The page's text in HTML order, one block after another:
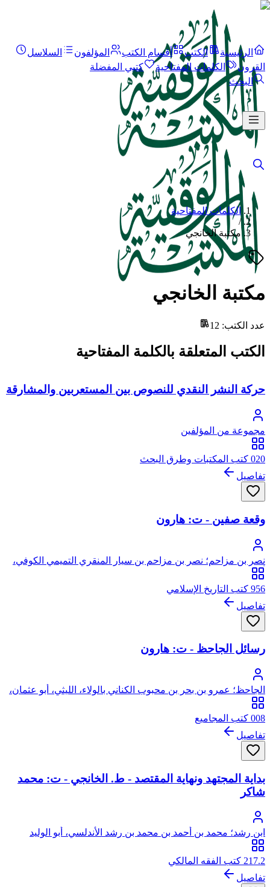
الرئيسية الكتب أقسام الكتب المؤلفون
السلاسل
القرون
الكلمات المفتاحية
كتبي المفضلة
البحث
الكلمات المفتاحية
/
مكتبة الخانجي
مكتبة الخانجي
عدد الكتب:
12
الكتب المتعلقة بالكلمة المفتاحية
حركة النشر النقدي للنصوص بين المستعربين والمشارقة
مجموعة من المؤلفين
020 كتب المكتبات وطرق البحث
تفاصيل
وقعة صفين - ت: هارون
نصر بن مزاحم؛ نصر بن مزاحم بن سيار المنقري التميمي الكوفي،
أبو الفضل
956 كتب التاريخ الإسلامي
تفاصيل
رسائل الجاحظ - ت: هارون
الجاحظ؛ عمرو بن بحر بن محبوب الكناني بالولاء، الليثي، أبو عثمان،
الشهير بالجاحظ
008 كتب المجاميع
تفاصيل
بداية المجتهد ونهاية المقتصد - ط. الخانجي - ت: محمد
شاكر
ابن رشد؛ محمد بن أحمد بن محمد بن رشد الأندلسي، أبو الوليد
217.2 كتب الفقه المالكي
تفاصيل